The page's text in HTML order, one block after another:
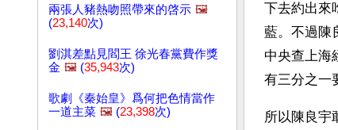
兩張人豬熱吻照帶來的啓示 🖼️
(23,140次)
劉淇差點見閻王 徐光春黨費作獎
金 🖼️ (35,943次)
歌劇《秦始皇》爲何把色情當作
一道主菜 🖼️ (23,398次)
下去約出來
藍。不過陳
中央查上海
有三分之一
所以陳良宇